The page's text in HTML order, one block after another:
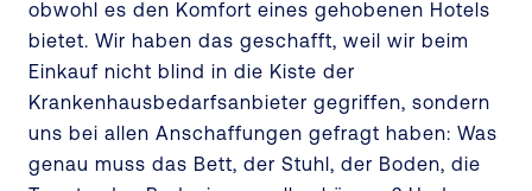
obwohl es den Komfort eines gehobenen Hotels
bietet. Wir haben das geschafft, weil wir beim
Einkauf nicht blind in die Kiste der
Krankenhausbedarfsanbieter gegriffen, sondern
uns bei allen Anschaffungen gefragt haben: Was
genau muss das Bett, der Stuhl, der Boden, die